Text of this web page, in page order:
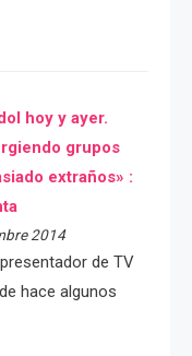
hoy y ayer.
grupos
extraños» :
2014
de TV
hace algunos